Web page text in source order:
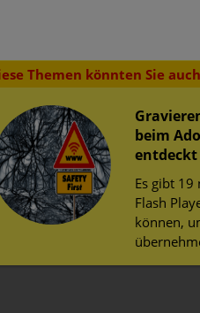
Themen könnten Sie
beim
entdeckt
Es gibt 19
Flash
können,
Challenge
können bei der
im Web